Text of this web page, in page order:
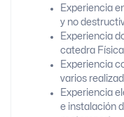
Experiencia
y no
Experiencia
catedra Física
Experiencia
varios
Experiencia
e instalación